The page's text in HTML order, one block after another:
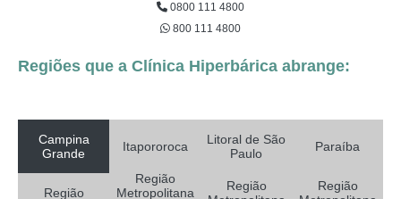
0800 111 4800
800 111 4800
Regiões que a Clínica Hiperbárica abrange:
Campina
Grande
Itapororoca
Litoral de São
Paulo
Paraíba
Região
Região
Metropolitana
Região
Região